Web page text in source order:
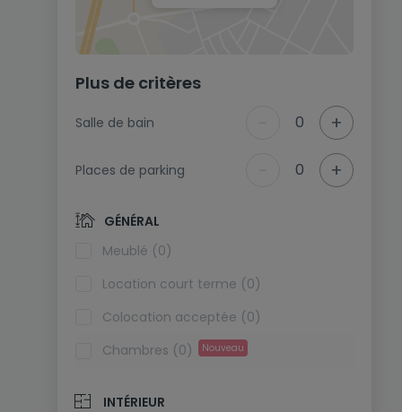
Plus de critères
Salle de bain 0 +
Places de parking 0 +
GÉNÉRAL
Meublé (0)
Location court terme (0)
Colocation acceptée (0)
Chambres (0)
Nouveau
INTÉRIEUR